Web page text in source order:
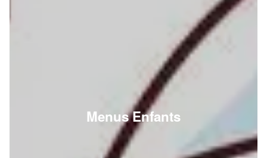
Menus Enfants